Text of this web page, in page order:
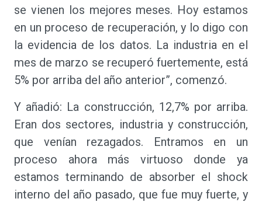
se vienen los mejores meses. Hoy estamos
en un proceso de recuperación, y lo digo con
la evidencia de los datos. La industria en el
mes de marzo se recuperó fuertemente, está
5% por arriba del año anterior”, comenzó.
Y añadió: La construcción, 12,7% por arriba.
Eran dos sectores, industria y construcción,
que venían rezagados. Entramos en un
proceso ahora más virtuoso donde ya
estamos terminando de absorber el shock
interno del año pasado, que fue muy fuerte, y